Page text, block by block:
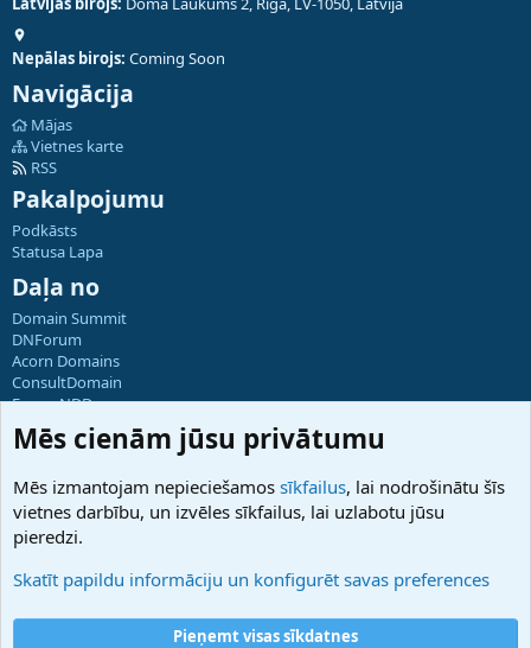
Nepālas birojs: Coming Soon
Navigācija
Mājas
Vietnes karte
RSS
Pakalpojumu
Podkāsts
Statusa Lapa
Daļa no
Domain Summit
DNForum
Acorn Domains
ConsultDomain
ForumNDD
Domainforum.ro
27.be
Hostmaria
Atbalsts
Palīdzība
Noteikumi un nosacījumi
Privātuma politika
Mēs cienām jūsu privātumu
Mēs izmantojam nepieciešamos sīkfailus, lai nodrošinātu šīs
vietnes darbību, un izvēles sīkfailus, lai uzlabotu jūsu
pieredzi.
Skatīt papildu informāciju un konfigurēt savas preferences
Pieņemt visas sīkdatnes